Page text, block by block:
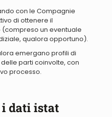
con le Compagnie
di ottenere il
un eventuale
qualora opportuno).
emergano profili di
parti coinvolte, con
processo.
dati istat